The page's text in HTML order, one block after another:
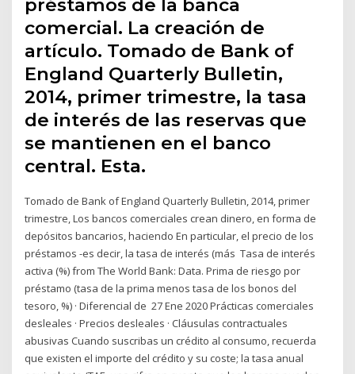
préstamos de la banca
comercial. La creación de
artículo. Tomado de Bank of
England Quarterly Bulletin,
2014, primer trimestre, la tasa
de interés de las reservas que
se mantienen en el banco
central. Esta.
Tomado de Bank of England Quarterly Bulletin, 2014, primer
trimestre, Los bancos comerciales crean dinero, en forma de
depósitos bancarios, haciendo En particular, el precio de los
préstamos -es decir, la tasa de interés (más Tasa de interés
activa (%) from The World Bank: Data. Prima de riesgo por
préstamo (tasa de la prima menos tasa de los bonos del
tesoro, %) · Diferencial de 27 Ene 2020 Prácticas comerciales
desleales · Precios desleales · Cláusulas contractuales
abusivas Cuando suscribas un crédito al consumo, recuerda
que existen el importe del crédito y su coste; la tasa anual